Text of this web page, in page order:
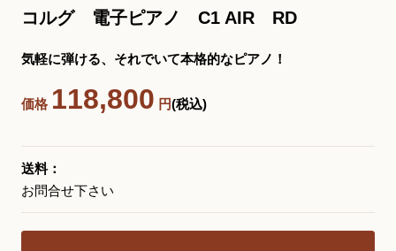
お問い合わせフォーム
大阪・本町のピアノ専門店
〒541-0057
大阪府大阪市中央区北久宝寺町3丁目3−4
コルグ 電子ピアノ C1 AIR RD
気軽に弾ける、それでいて本格的なピアノ！
価格 118,800 円(税込)
送料：
お問合せ下さい